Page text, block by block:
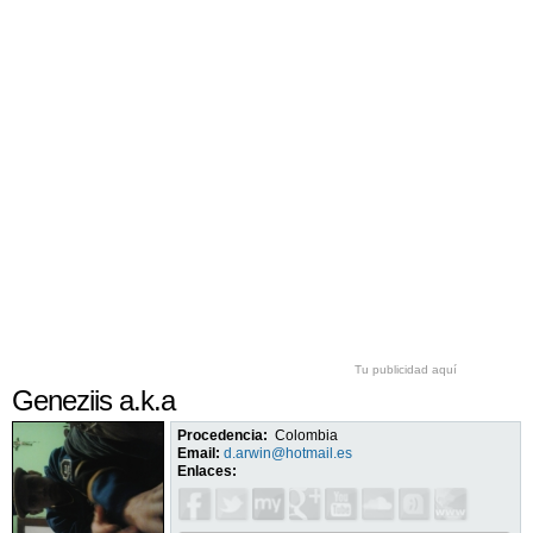
Tu publicidad aquí
Geneziis a.k.a
Procedencia: Colombia
Email: d.arwin@hotmail.es
Enlaces: